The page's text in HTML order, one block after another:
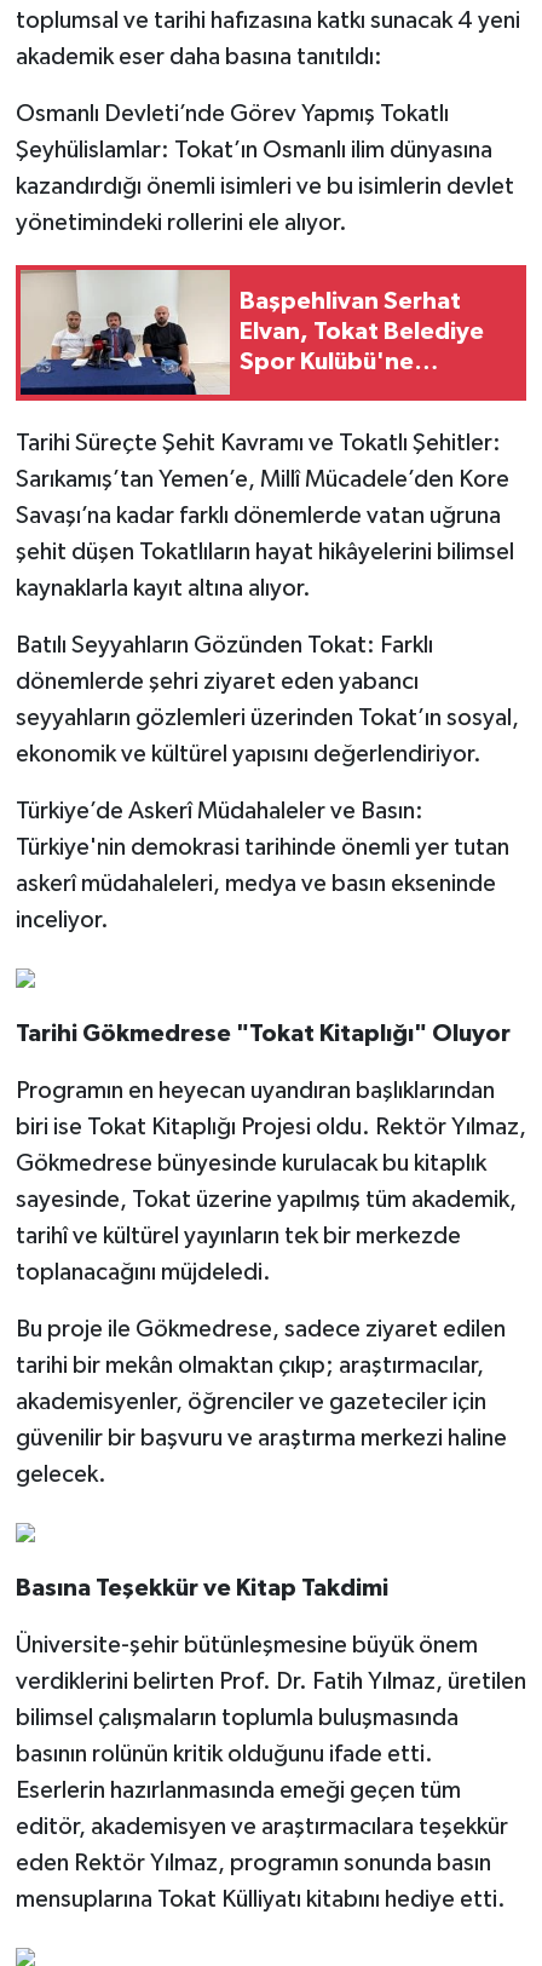
toplumsal ve tarihi hafızasına katkı sunacak 4 yeni
akademik eser daha basına tanıtıldı:
Osmanlı Devleti’nde Görev Yapmış Tokatlı
Şeyhülislamlar: Tokat’ın Osmanlı ilim dünyasına
kazandırdığı önemli isimleri ve bu isimlerin devlet
yönetimindeki rollerini ele alıyor.
Başpehlivan Serhat
Elvan, Tokat Belediye
Spor Kulübü'ne
Tarihi Süreçte Şehit Kavramı ve Tokatlı Şehitler:
Sarıkamış’tan Yemen’e, Millî Mücadele’den Kore
Savaşı’na kadar farklı dönemlerde vatan uğruna
şehit düşen Tokatlıların hayat hikâyelerini bilimsel
kaynaklarla kayıt altına alıyor.
Batılı Seyyahların Gözünden Tokat: Farklı
dönemlerde şehri ziyaret eden yabancı
seyyahların gözlemleri üzerinden Tokat’ın sosyal,
ekonomik ve kültürel yapısını değerlendiriyor.
Türkiye’de Askerî Müdahaleler ve Basın:
Türkiye'nin demokrasi tarihinde önemli yer tutan
askerî müdahaleleri, medya ve basın ekseninde
inceliyor.
Tarihi Gökmedrese "Tokat Kitaplığı" Oluyor
Programın en heyecan uyandıran başlıklarından
biri ise Tokat Kitaplığı Projesi oldu. Rektör Yılmaz,
Gökmedrese bünyesinde kurulacak bu kitaplık
sayesinde, Tokat üzerine yapılmış tüm akademik,
tarihî ve kültürel yayınların tek bir merkezde
toplanacağını müjdeledi.
Bu proje ile Gökmedrese, sadece ziyaret edilen
tarihi bir mekân olmaktan çıkıp; araştırmacılar,
akademisyenler, öğrenciler ve gazeteciler için
güvenilir bir başvuru ve araştırma merkezi haline
gelecek.
Basına Teşekkür ve Kitap Takdimi
Üniversite-şehir bütünleşmesine büyük önem
verdiklerini belirten Prof. Dr. Fatih Yılmaz, üretilen
bilimsel çalışmaların toplumla buluşmasında
basının rolünün kritik olduğunu ifade etti.
Eserlerin hazırlanmasında emeği geçen tüm
editör, akademisyen ve araştırmacılara teşekkür
eden Rektör Yılmaz, programın sonunda basın
mensuplarına Tokat Külliyatı kitabını hediye etti.